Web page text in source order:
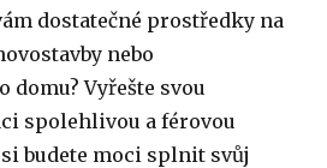
dostatečné prostředky na
nebo
domu? Vyřešte svou
spolehlivou a férovou
budete moci splnit svůj